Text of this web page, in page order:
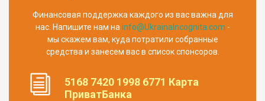
Финансовая поддержка каждого из вас важна для
нас. Напишите нам на info@UkrainaIncognita.com -
мы скажем вам, куда потратили собранные
средства и занесем вас в список спонсоров.
5168 7420 1998 6771 Карта
ПриватБанка